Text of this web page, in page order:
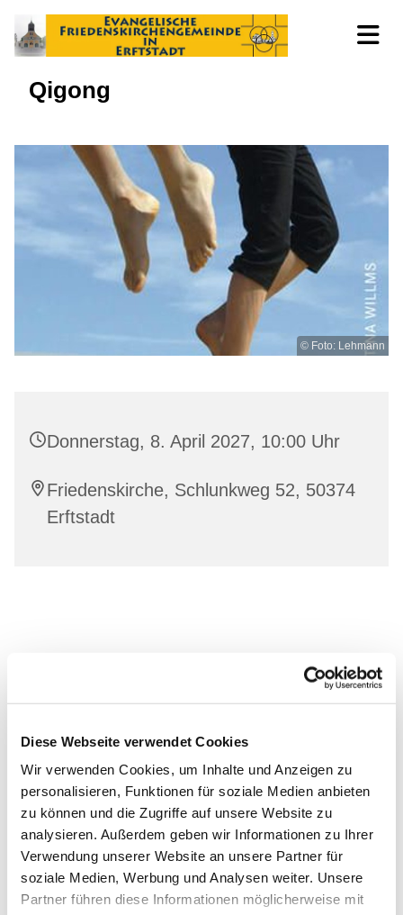
Diese Webseite verwendet Cookies
Wir verwenden Cookies, um Inhalte und Anzeigen zu
personalisieren, Funktionen für soziale Medien anbieten
zu können und die Zugriffe auf unsere Website zu
analysieren. Außerdem geben wir Informationen zu Ihrer
Verwendung unserer Website an unsere Partner für
soziale Medien, Werbung und Analysen weiter. Unsere
Partner führen diese Informationen möglicherweise mit
Qigong
© Foto: Lehmann
Donnerstag, 8. April 2027, 10:00 Uhr
Friedenskirche, Schlunkweg 52, 50374
Erftstadt